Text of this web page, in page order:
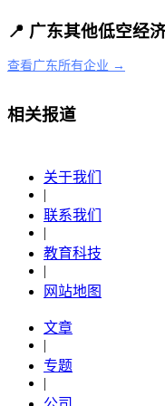
📍 广东其他低空经
查看广东所有企业 →
相关报道
关于我们
|
联系我们
|
教育科技
|
网站地图
文章
|
专题
|